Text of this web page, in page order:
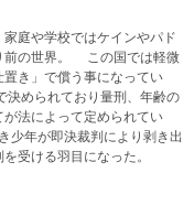
庭や学校ではケインやパド
の国では軽微
き」で償う事になってい
められており量刑、年齢の
法によって定められてい
年が即決裁判により剥き出
を受ける羽目になった。